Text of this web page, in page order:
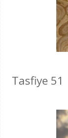
Tasfiye 51